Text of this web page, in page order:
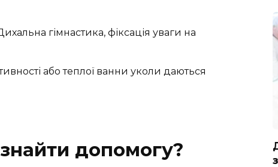
гімнастика, фіксація уваги на
або теплої ванни уколи даються
допомогу?